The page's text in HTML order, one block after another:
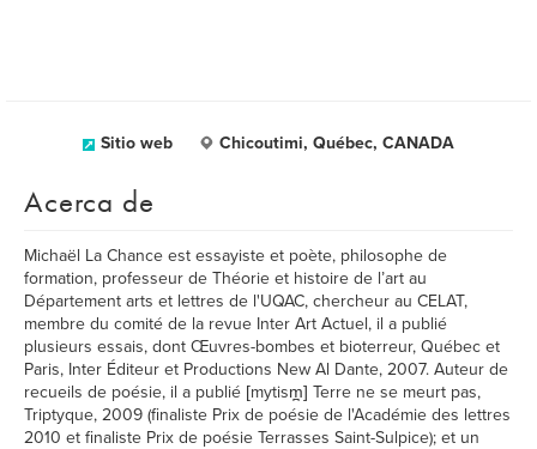
Sitio web Chicoutimi, Québec, CANADA
Acerca de
Michaël La Chance est essayiste et poète, philosophe de
formation, professeur de Théorie et histoire de l’art au
Département arts et lettres de l'UQAC, chercheur au CELAT,
membre du comité de la revue Inter Art Actuel, il a publié
plusieurs essais, dont Œuvres-bombes et bioterreur, Québec et
Paris, Inter Éditeur et Productions New Al Dante, 2007. Auteur de
recueils de poésie, il a publié [mytism̪] Terre ne se meurt pas,
Triptyque, 2009 (finaliste Prix de poésie de l'Académie des lettres
2010 et finaliste Prix de poésie Terrasses Saint-Sulpice); et un